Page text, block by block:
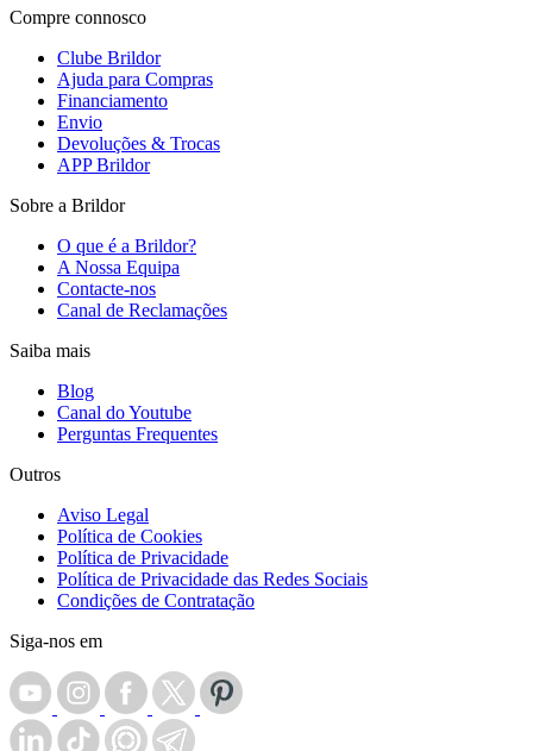
Compre connosco
Clube Brildor
Ajuda para Compras
Financiamento
Envio
Devoluções & Trocas
APP Brildor
Sobre a Brildor
O que é a Brildor?
A Nossa Equipa
Contacte-nos
Canal de Reclamações
Saiba mais
Blog
Canal do Youtube
Perguntas Frequentes
Outros
Aviso Legal
Política de Cookies
Política de Privacidade
Política de Privacidade das Redes Sociais
Condições de Contratação
Siga-nos em